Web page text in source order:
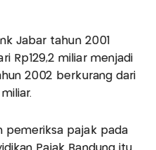
Jabar tahun 2001
Rp129,2 miliar menjadi
2002 berkurang dari
pemeriksa pajak pada